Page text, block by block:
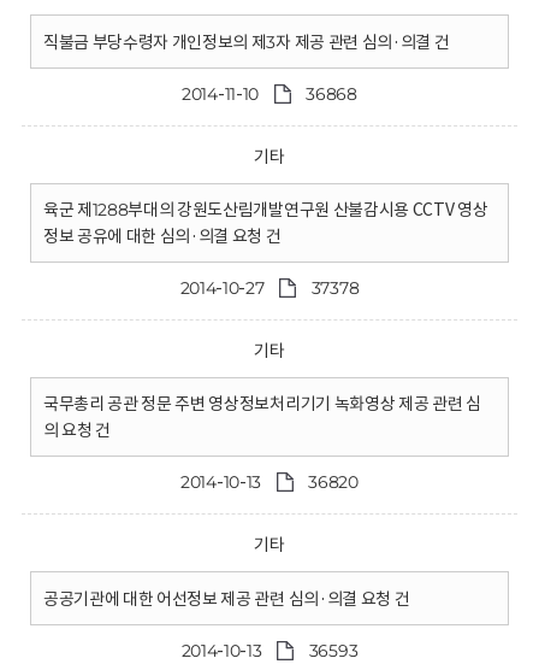
직불금 부당수령자 개인정보의 제3자 제공 관련 심의·의결 건
2014-11-10 36868
기타
육군 제1288부대의 강원도산림개발연구원 산불감시용 CCTV 영상
정보 공유에 대한 심의·의결 요청 건
2014-10-27 37378
기타
국무총리 공관 정문 주변 영상정보처리기기 녹화영상 제공 관련 심
의 요청 건
2014-10-13 36820
기타
공공기관에 대한 어선정보 제공 관련 심의·의결 요청 건
2014-10-13 36593